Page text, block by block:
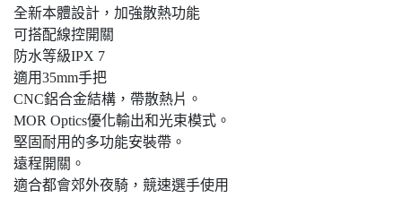
全新本體設計，加強散熱功能
可搭配線控開關
防水等級IPX 7
適用35mm手把
CNC鋁合金結構，帶散熱片。
MOR Optics優化輸出和光束模式。
堅固耐用的多功能安裝帶。
遠程開關。
適合都會郊外夜騎，競速選手使用